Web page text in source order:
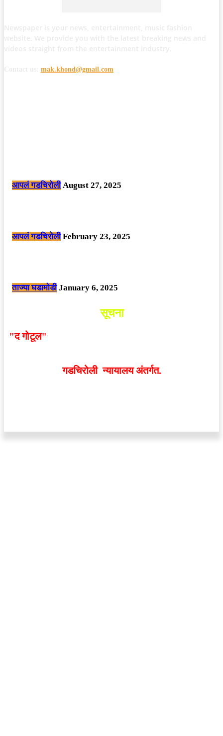
mak.khond@gmail.com
आपलं गडचिरोली August 27, 2025
आपलं गडचिरोली February 23, 2025
ताज्या घडामोडी January 6, 2025
सूचना
"द गोटूल"
गडचिरोली न्यायालय अंतर्गत.